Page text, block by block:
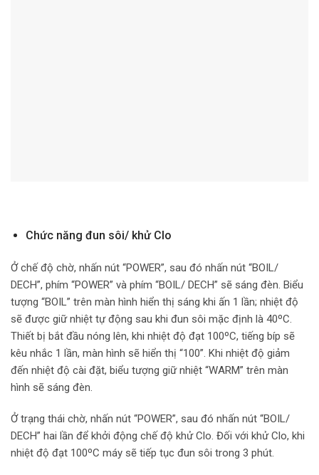
Chức năng đun sôi/ khử Clo
Ở chế độ chờ, nhấn nút “POWER”, sau đó nhấn nút “BOIL/
DECH”, phím “POWER” và phím “BOIL/ DECH” sẽ sáng đèn. Biểu
tượng “BOIL” trên màn hình hiển thị sáng khi ấn 1 lần; nhiệt độ
sẽ được giữ nhiệt tự động sau khi đun sôi mặc định là 40ºC.
Thiết bị bắt đầu nóng lên, khi nhiệt độ đạt 100ºC, tiếng bíp sẽ
kêu nhắc 1 lần, màn hình sẽ hiển thị “100”. Khi nhiệt độ giảm
đến nhiệt độ cài đặt, biểu tượng giữ nhiệt “WARM” trên màn
hình sẽ sáng đèn.
Ở trạng thái chờ, nhấn nút “POWER”, sau đó nhấn nút “BOIL/
DECH” hai lần để khởi động chế độ khử Clo. Đối với khử Clo, khi
nhiệt độ đạt 100ºC máy sẽ tiếp tục đun sôi trong 3 phút.